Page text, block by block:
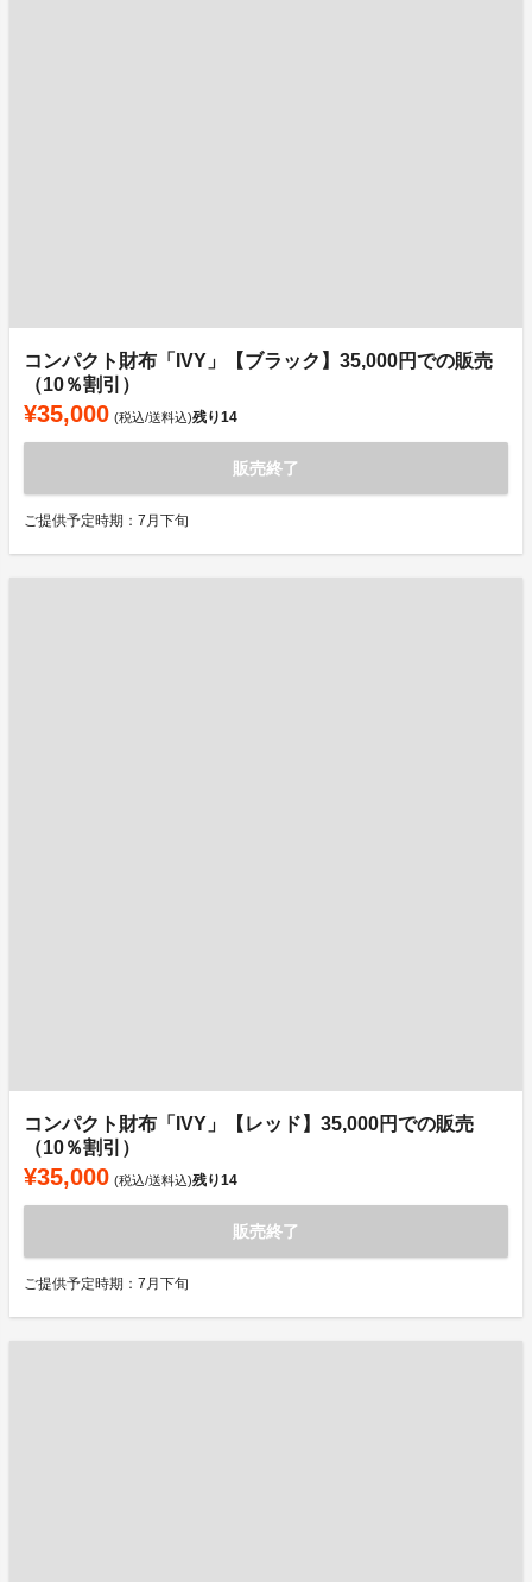
コンパクト財布「IVY」【ブラック】35,000円での販売
（10％割引）
¥35,000 (税込/送料込)残り14
販売終了
ご提供予定時期：7月下旬
コンパクト財布「IVY」【レッド】35,000円での販売
（10％割引）
¥35,000 (税込/送料込)残り14
販売終了
ご提供予定時期：7月下旬